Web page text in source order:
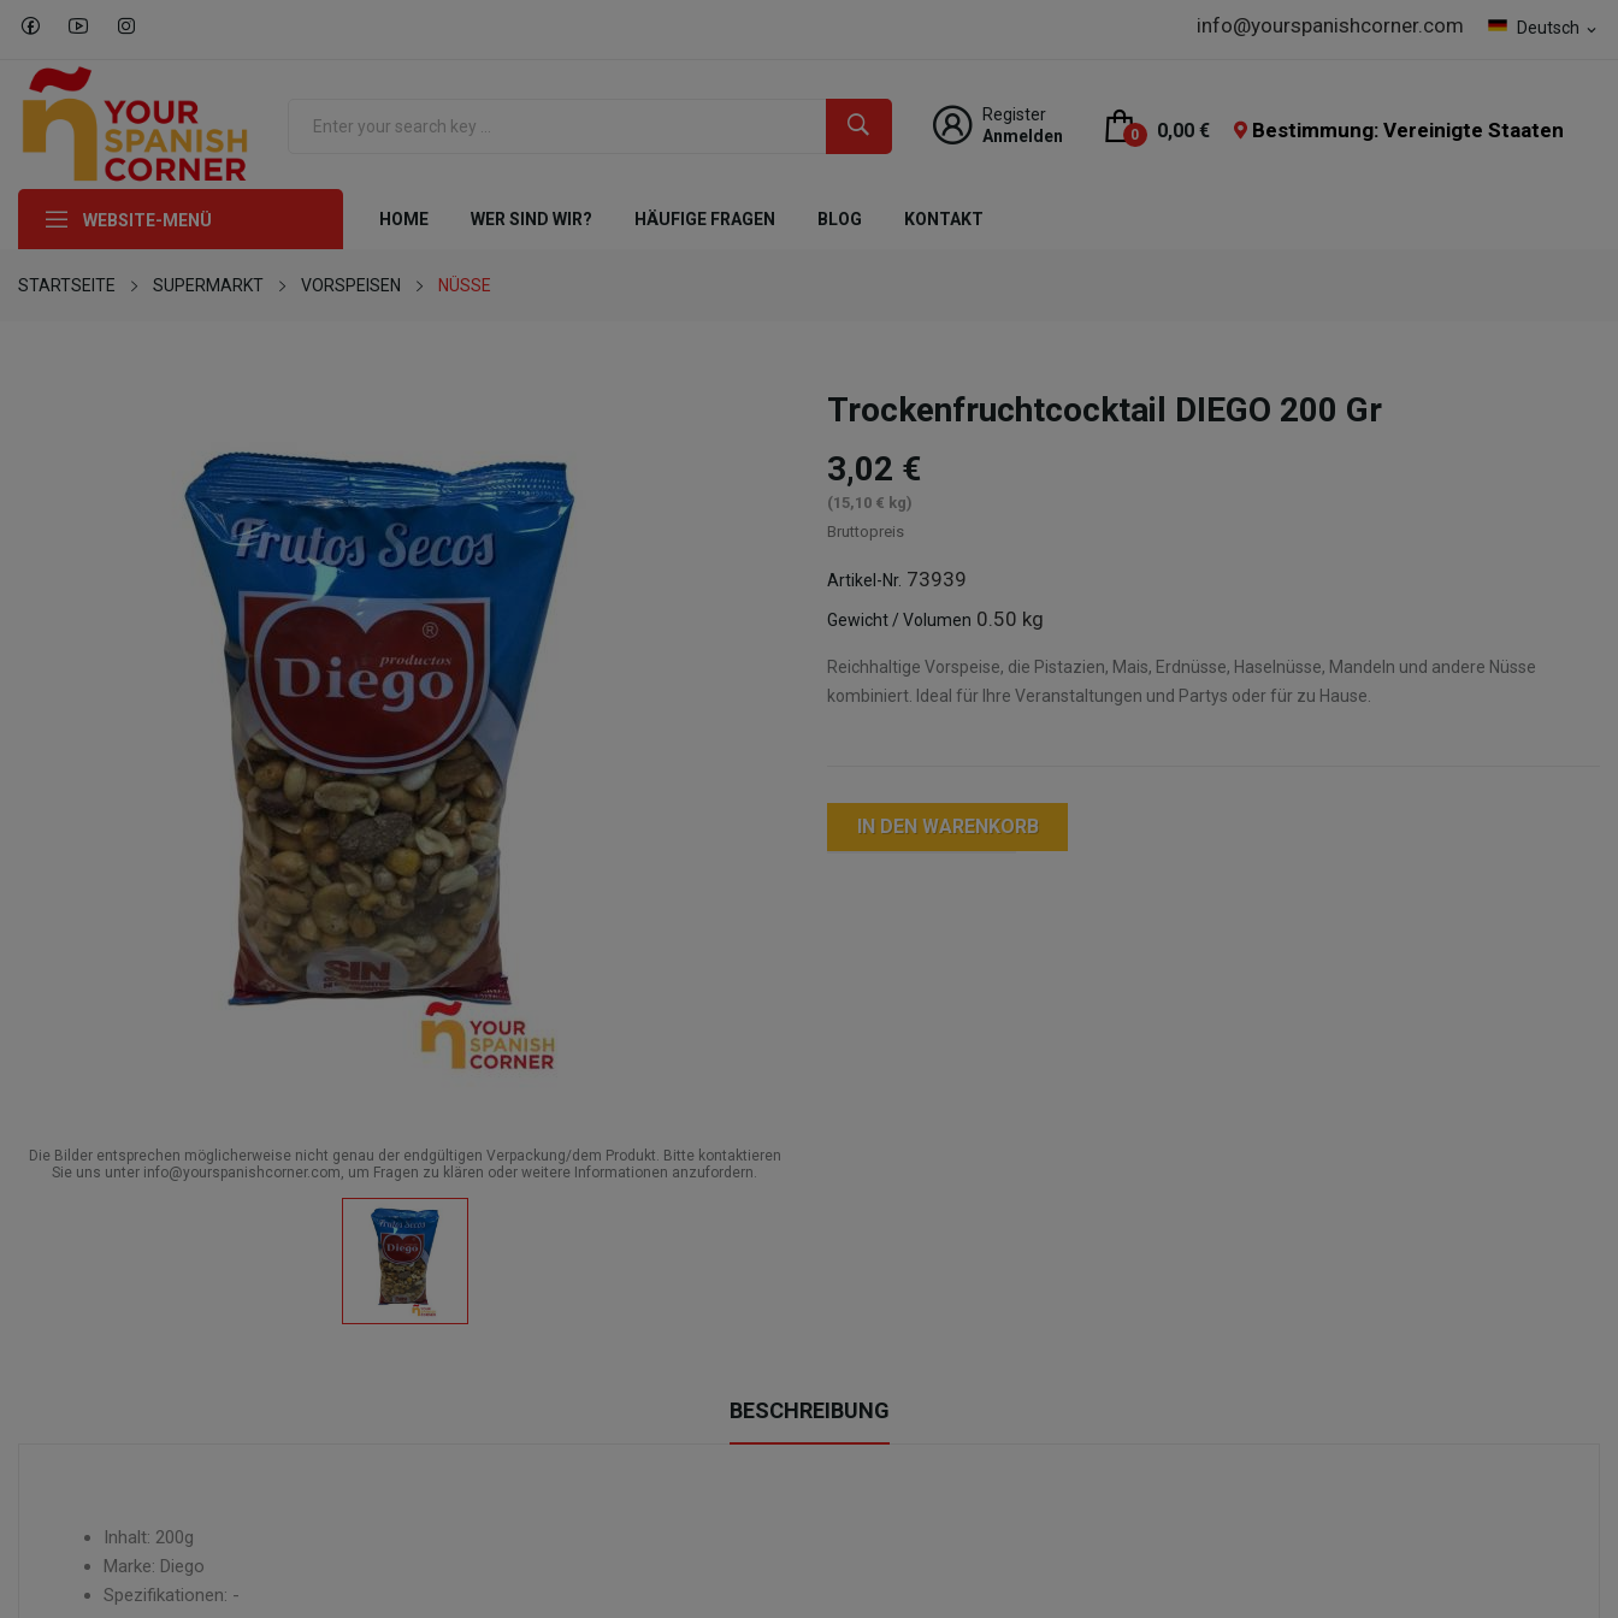
Deutsch expand_more
info@yourspanishcorner.com
Register
Anmelden
0 0,00 € Bestimmung: Vereinigte Staaten
WEBSITE-MENÜ HOME WER SIND WIR? HÄUFIGE FRAGEN BLOG KONTAKT
STARTSEITE SUPERMARKT VORSPEISEN NÜSSE
Die Bilder entsprechen möglicherweise nicht genau der endgültigen Verpackung/dem Produkt. Bitte kontaktieren
Sie uns unter info@yourspanishcorner.com, um Fragen zu klären oder weitere Informationen anzufordern.
Trockenfruchtcocktail DIEGO 200 Gr
3,02 €
(15,10 € kg)
Bruttopreis
Artikel-Nr. 73939
Gewicht / Volumen 0.50 kg
Reichhaltige Vorspeise, die Pistazien, Mais, Erdnüsse, Haselnüsse, Mandeln und andere Nüsse
kombiniert. Ideal für Ihre Veranstaltungen und Partys oder für zu Hause.
IN DEN WARENKORB
BESCHREIBUNG
Inhalt: 200g
Marke: Diego
Spezifikationen: -